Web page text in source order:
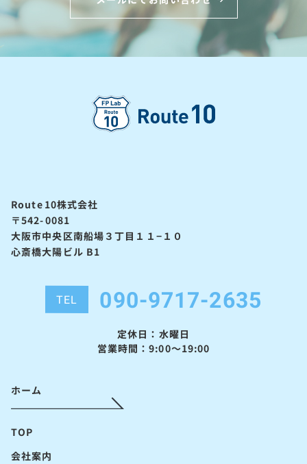
Route10株式会社
〒542-0081
大阪市中央区南船場３丁目１１−１０
心斎橋大陽ビル B1
TEL 090-9717-2635
定休日：水曜日
営業時間：9:00～19:00
ホーム
TOP
会社案内